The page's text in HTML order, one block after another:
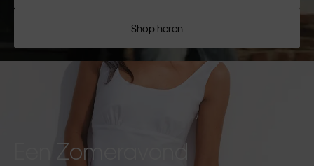
Shop heren
Een Zomeravond